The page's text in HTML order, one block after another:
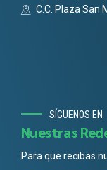
C.C. Plaza San
SÍGUENOS EN
Nuestras
Para que recibas